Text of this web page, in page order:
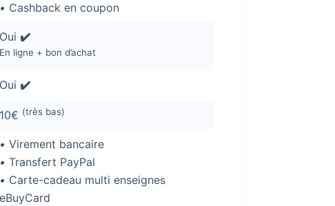
• Cashback en coupon
Oui✔️
En ligne + bon d’achat
Oui✔️
10€ (très bas)
• Virement bancaire
• Transfert PayPal
• Carte-cadeau multi enseignes
eBuyCard